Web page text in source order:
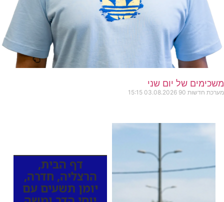
משכימים של יום שני
מערכת חדשות 90 03.08.2026
15:15
דף הבית,
הרצליה, חדרה,
יומן תשעים עם